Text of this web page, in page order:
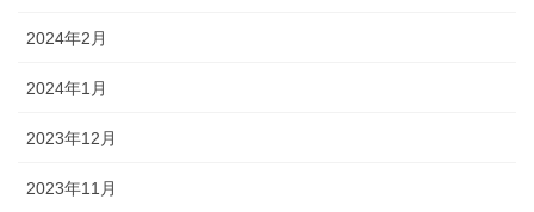
2024年2月
2024年1月
2023年12月
2023年11月